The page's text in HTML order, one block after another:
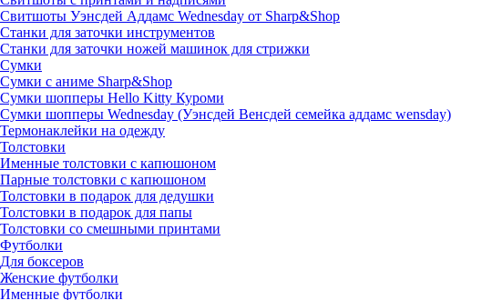
Свитшоты Уэнсдей Аддамс Wednesday от Sharp&Shop
Станки для заточки инструментов
Станки для заточки ножей машинок для стрижки
Сумки
Сумки с аниме Sharp&Shop
Сумки шопперы Hello Kitty Куроми
Сумки шопперы Wednesday (Уэнсдей Венсдей семейка аддамс wensday)
Термонаклейки на одежду
Толстовки
Именные толстовки с капюшоном
Парные толстовки с капюшоном
Толстовки в подарок для дедушки
Толстовки в подарок для папы
Толстовки со смешными принтами
Футболки
Для боксеров
Женские футболки
Именные футболки